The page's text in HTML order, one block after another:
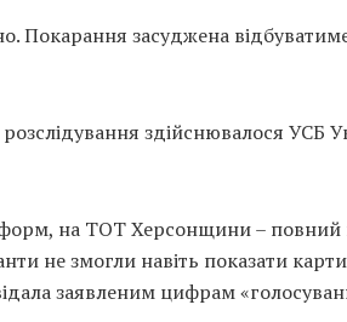
Покарання засуджена
здійснювалося УСБ
на ТОТ Херсонщини – повний
не змогли навіть показати
заявленим цифрам